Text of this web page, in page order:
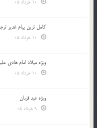
کامل ترین پیام غدیر
ویژه میلاد امام هادی
ویژه عید قربان